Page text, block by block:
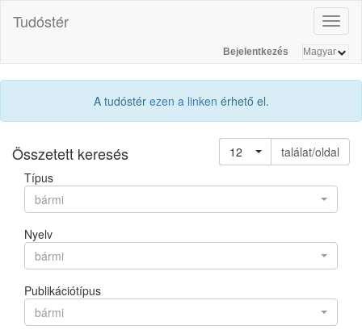
Tudóstér
Bejelentkezés
A tudóstér ezen a linken érhető el.
Összetett keresés 12
találat/oldal
Típus
bármi
Nyelv
bármi
Publikációtípus
bármi